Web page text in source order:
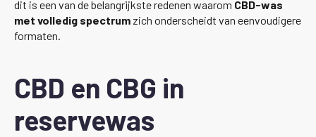
dit is een van de belangrijkste redenen waarom CBD-was
met volledig spectrum zich onderscheidt van eenvoudigere
formaten.
CBD en CBG in
reservewas